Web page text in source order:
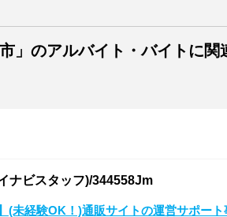
」のアルバイト・バイトに
ナビスタッフ)/344558Jm
(未経験OK！)通販サイトの運営サポート